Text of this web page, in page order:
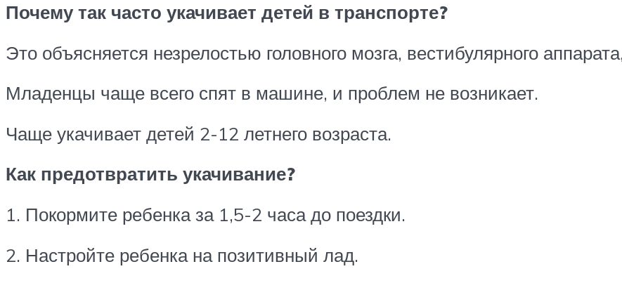
Почему так часто укачивает детей в транспорте?
Это объясняется незрелостью головного мозга, вестибулярного
Младенцы чаще всего спят в машине, и проблем не возникает.
Чаще укачивает детей 2-12 летнего возраста.
Как предотвратить укачивание?
1. Покормите ребенка за 1,5-2 часа до поездки.
2. Настройте ребенка на позитивный лад.